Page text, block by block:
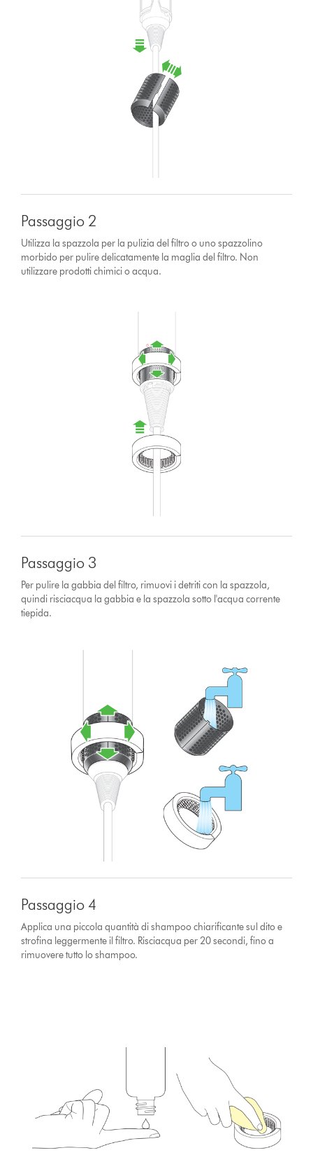
Passaggio 2
Utilizza la spazzola per la pulizia del filtro o uno spazzolino
morbido per pulire delicatamente la maglia del filtro. Non
utilizzare prodotti chimici o acqua.
Passaggio 3
Per pulire la gabbia del filtro, rimuovi i detriti con la spazzola,
quindi risciacqua la gabbia e la spazzola sotto l'acqua corrente
tiepida.
Passaggio 4
Applica una piccola quantità di shampoo chiarificante sul dito e
strofina leggermente il filtro. Risciacqua per 20 secondi, fino a
rimuovere tutto lo shampoo.